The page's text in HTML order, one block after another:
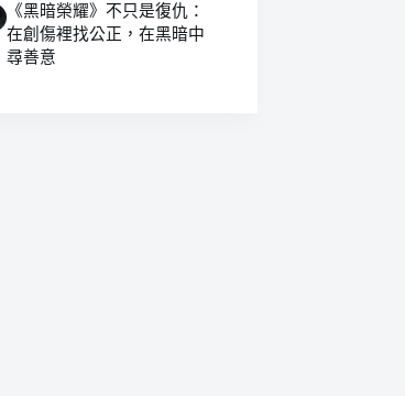
《黑暗榮耀》不只是復仇：
在創傷裡找公正，在黑暗中
尋善意